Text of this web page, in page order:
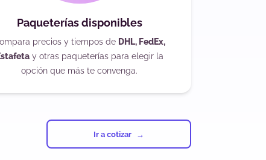
Paqueterías disponibles
precios y tiempos de DHL, FedEx,
y otras paqueterías para elegir la
opción que más te convenga.
Ir a cotizar